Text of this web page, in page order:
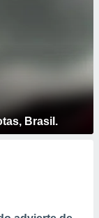
Brasil.